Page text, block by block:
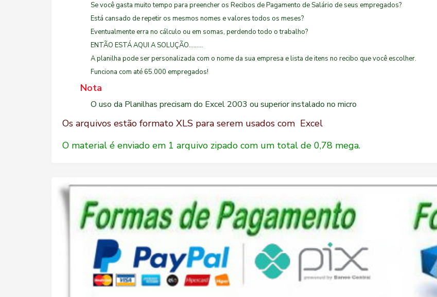
Se você gasta muito tempo para preencher os Recibos de Pagamento de Salário de seus empregados?
Está cansado de repetir os mesmos nomes e valores todos os meses?
Eventualmente erra no cálculo ou em somas, perdendo todo o trabalho?
ENTÃO ESTÁ AQUI A SOLUÇÃO.........
A planilha pode ser personalizada com o nome da sua empresa e lista de itens no recibo que você escolher.
Funciona com até 65.000 empregados!
Nota
O uso da Planilhas precisam do Excel 2003 ou superior instalado no micro
Os arquivos estão formato XLS para serem usados com Excel
O material é enviado em 1 arquivo zipado com um total de 0,78 mega.